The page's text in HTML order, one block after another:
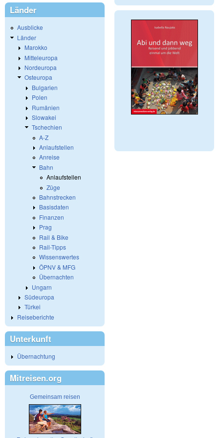
Länder
Ausblicke
Länder
Marokko
Mitteleuropa
Nordeuropa
Osteuropa
Bulgarien
Polen
Rumänien
Slowakei
Tschechien
A-Z
Anlaufstellen
Anreise
Bahn
Anlaufstellen
Züge
Bahnstrecken
Basisdaten
Finanzen
Prag
Rail & Bike
Rail-Tipps
Wissenswertes
ÖPNV & MFG
Übernachten
Ungarn
Südeuropa
Türkei
Reiseberichte
Unterkunft
Übernachtung
Mitreisen.org
Gemeinsam reisen